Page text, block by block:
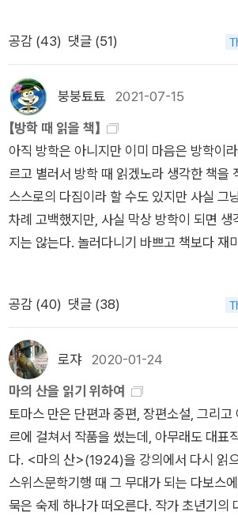
크 가의 사람들』의 배경으로도 유명합니
도 『부덴브로크 가의 사람들』의 주무대이자
동안 독일의 여러 도시들을 자동차를 몰고
었는데, 드레스덴에서 함부르크로 이동할 때
구도시를 쏙 빼놓고 지나친 게 얼마나 후회
아무튼 뤼벡에서 태어나 뮌헨으로 이주했
에는 독일 북부의 주요도시인 뤼벡과 함부
심심찮게 등장하면서 그 도시들을 직접 방
여행의욕을 자극하지요.뤼벡의 시의원과
지 덕분에 금수저로 자란 토마스 만은 19세
시와 연극의 세계에 빠져들었고, 일찍부터
런히 습작들을 썼다고 하지요. 1895년 이후
의 주저 『의지와 표상으로서의 세계』는 그
습니다.토마스 만은 1905년에 카타리나 프
데, 1912년 결핵 증상을 보인 아내는 스위스
입원하게 됩니다. 이 때문에 작가는 1912년
주 예정으로 문병을 갔다가 요양원의 독특
모습에 매료되어 자신의 체험을 단편으로
품이 점차 방대해져 12년 후에 완성된 것이
점을 이루는 『마의 산』이었습니다. 1913년
작품을 읽으면서 명작이란 이런 책이구나
책이 어려워서 그런걸 수도 있지만 분위기
비밀요원 : 조셉 콘래드그래서 갑자기 조셉
이 생겼다. 게다가 이책은 대산 세계문학이
리뷰 보고 구매한 책이다. 3. 가벼운 나날 :
주점 배송비를 맞추기 위해서 구매한 책. 찾
다. 4.5. 토니오 크뢰거 단편집, 마의 산 :
문학 35주년 세트를 읽으면서 토마스 만에
6.7. 목로주점 : 에밀 졸라에밀졸라의 핵심
평을 믿고 구매. 주말에 시간날때 몰아서
의 행복 백화점 : 에밀 졸라사랑을 그대품안
귀스타브 플로베르플로베르의 작품은 마
이 책이 우주점에 있어서 구매. 흔치않은 문
지만 알라딘 우주점에 있길래 냉큼 가서 구
다. 모라비아의 경멸이 너무 좋았다. 11.12.
고다락방님의 책에서 언급된 작품으로 도대
래? 라는 생각이 들어서 읽어보고 싶었다.
그레이스님의 인상적인 100자평을 보고 구
만 언제나 관심이 간다. 14. 마지막 숨결 :
에 가서 죽다를 읽고 나서 그의 작품을 조금
에브리맨 : 필립 로스필립 로스의 3대 작품(
공감 (43) 댓글 (51)
붕붕툐툐 2021-07-15
【방학 때 읽을 책】
아직 방학은 아니지만 이미 마음은 방학이
르고 별러서 방학 때 읽겠노라 생각한 책을
스스로의 다짐이라 할 수도 있지만 사실 그
차례 고백했지만, 사실 막상 방학이 되면 생
지는 않는다. 놀러다니기 바쁘고 책보다 재
는 고백한다1, 2, 3(1권 이미 빌림)2. 안나
이미 빌림)3. 잃. 시. 찾 1, 2, 3권까지(1권 읽
부터 다시 읽어도 전혀 손색이 없을 듯~ 이
찾 새로운 버전 샀대~ㅋㅋㅋ)4. 암살교실(
독6. 마의 산(1권 빌림)7. 수상록8. 도스토예
권(소장)이건 진짜 1일 1책해도 부족하겠는
걸 읽기 위해 담주 월요일까지 다 읽어야
3의 사나이, 곤충극장, 학교의 슬픔, 페스트,
모르는 멋진 문장들....이미 망삘이.....ㅋㅋ
지대와 윌리엄 트레버의 펠리시아의 여정도
렇게 책을 많이 넣으면 뭐에 좋다고 예전에
공감 (40) 댓글 (38)
로쟈2020-01-24
마의 산을 읽기 위하여
토마스 만은 단편과 중편, 장편소설, 그리고
르에 걸쳐서 작품을 썼는데, 아무래도 대표
다. <마의 산>(1924)을 강의에서 다시 읽
스위스문학기행 때 그 무대가 되는 다보스
묵은 숙제 하나가 떠오른다. 작가 초년기의